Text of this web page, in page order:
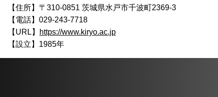
【住所】〒310-0851 茨城県水戸市千波町2369-3
【電話】029-243-7718
【URL】
https://www.kiryo.ac.jp
【設立】1985年